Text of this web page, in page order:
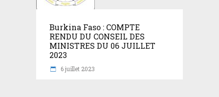
Burkina Faso : COMPTE
RENDU DU CONSEIL DES
MINISTRES DU 06 JUILLET
2023
6 juillet 2023